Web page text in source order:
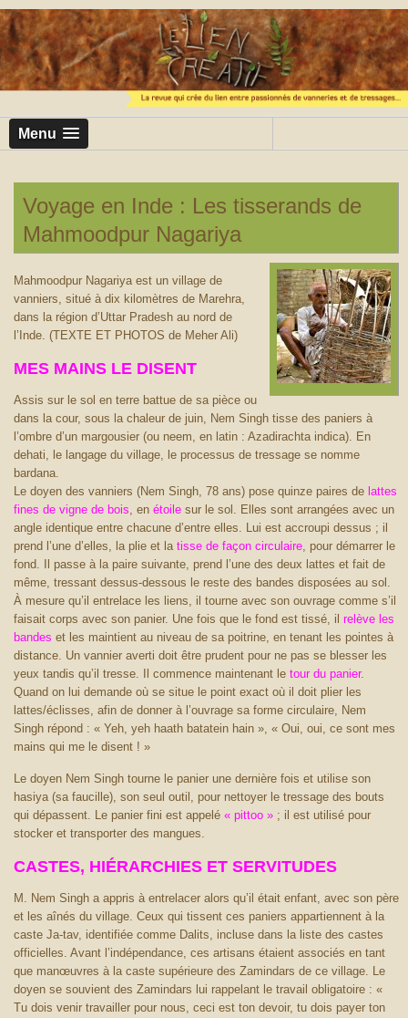
Menu
Voyage en Inde : Les tisserands de
Mahmoodpur Nagariya
Mahmoodpur Nagariya est un village de
vanniers, situé à dix kilomètres de Marehra,
dans la région d’Uttar Pradesh au nord de
l’Inde. (TEXTE ET PHOTOS de Meher Ali)
MES MAINS LE DISENT
Assis sur le sol en terre battue de sa pièce ou
dans la cour, sous la chaleur de juin, Nem Singh tisse des paniers à
l’ombre d’un margousier (ou neem, en latin : Azadirachta indica). En
dehati, le langage du village, le processus de tressage se nomme
bardana.
Le doyen des vanniers (Nem Singh, 78 ans) pose quinze paires de lattes
fines de vigne de bois, en étoile sur le sol. Elles sont arrangées avec un
angle identique entre chacune d’entre elles. Lui est accroupi dessus ; il
prend l’une d’elles, la plie et la tisse de façon circulaire, pour démarrer le
fond. Il passe à la paire suivante, prend l’une des deux lattes et fait de
même, tressant dessus-dessous le reste des bandes disposées au sol.
À mesure qu’il entrelace les liens, il tourne avec son ouvrage comme s’il
faisait corps avec son panier. Une fois que le fond est tissé, il relève les
bandes et les maintient au niveau de sa poitrine, en tenant les pointes à
distance. Un vannier averti doit être prudent pour ne pas se blesser les
yeux tandis qu’il tresse. Il commence maintenant le tour du panier.
Quand on lui demande où se situe le point exact où il doit plier les
lattes/éclisses, afin de donner à l’ouvrage sa forme circulaire, Nem
Singh répond : « Yeh, yeh haath batatein hain », « Oui, oui, ce sont mes
mains qui me le disent ! »
Le doyen Nem Singh tourne le panier une dernière fois et utilise son
hasiya (sa faucille), son seul outil, pour nettoyer le tressage des bouts
qui dépassent. Le panier fini est appelé « pittoo » ; il est utilisé pour
stocker et transporter des mangues.
CASTES, HIÉRARCHIES ET SERVITUDES
M. Nem Singh a appris à entrelacer alors qu’il était enfant, avec son père
et les aînés du village. Ceux qui tissent ces paniers appartiennent à la
caste Ja-tav, identifiée comme Dalits, incluse dans la liste des castes
officielles. Avant l’indépendance, ces artisans étaient associés en tant
que manœuvres à la caste supérieure des Zamindars de ce village. Le
doyen se souvient des Zamindars lui rappelant le travail obligatoire : «
Tu dois venir travailler pour nous, ceci est ton devoir, tu dois payer ton